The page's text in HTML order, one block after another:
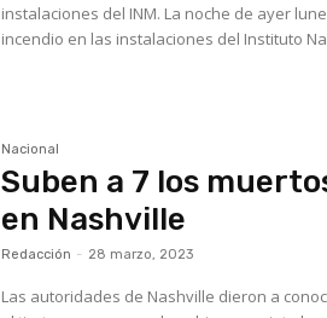
instalaciones del INM. La noche de ayer lunes se registró un
incendio en las instalaciones del Instituto
Nacional
Suben a 7 los
en Nashville
Redacción - 28 marzo, 2023
Las autoridades de Nashville dieron a